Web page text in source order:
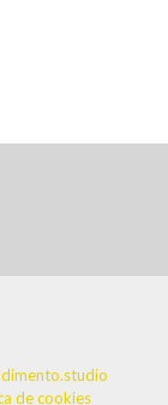
de cookies